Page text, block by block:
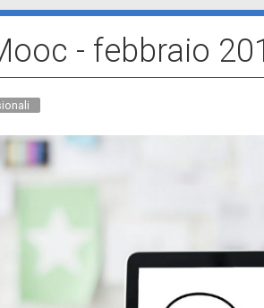
- febbraio